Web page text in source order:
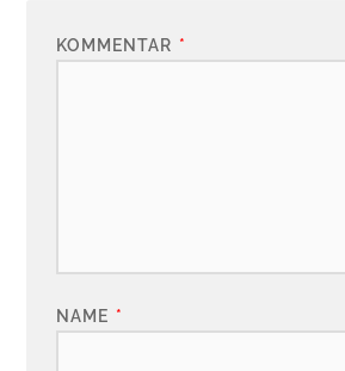
KOMMENTAR *
NAME *